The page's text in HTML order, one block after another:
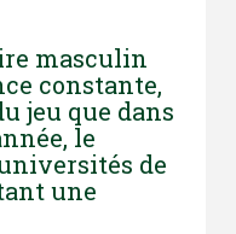
masculin
constante,
jeu que dans
le
de
une